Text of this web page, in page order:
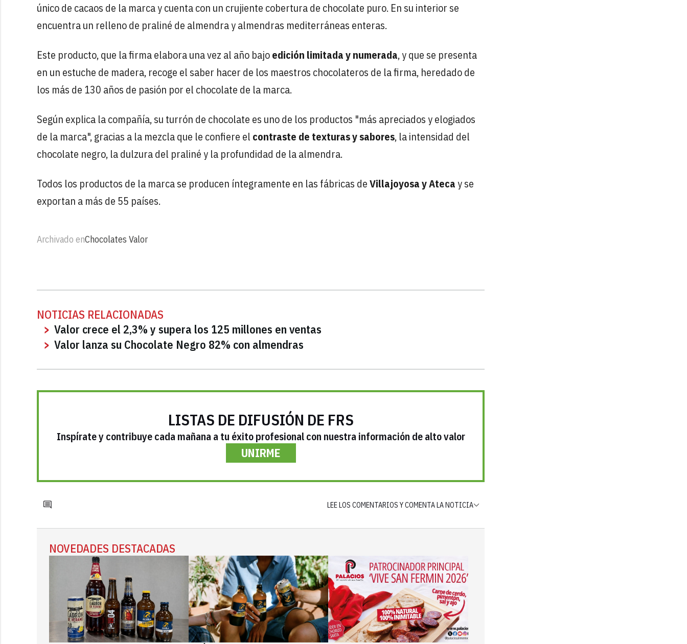
único de cacaos de la marca y cuenta con un crujiente cobertura de chocolate puro. En su interior se
encuentra un relleno de praliné de almendra y almendras mediterráneas enteras.
Este producto, que la firma elabora una vez al año bajoedición limitada y numerada, y que se presenta
en un estuche de madera, recoge el saber hacer de los maestros chocolateros de la firma, heredado de
los más de 130 años de pasión por el chocolate de la marca.
Según explica la compañía, su turrón de chocolate es uno de los productos "más apreciados y elogiados
de la marca", gracias a la mezcla que le confiere el contraste de texturas y sabores, la intensidad del
chocolate negro, la dulzura del praliné y la profundidad de la almendra.
Todos los productos de la marca se producen íntegramente en las fábricas deVillajoyosa y Atecay se
exportan a más de 55 países.
Archivado enChocolates Valor
NOTICIAS RELACIONADAS
Valor crece el 2,3% y supera los 125 millones en ventas
Valor lanza su Chocolate Negro 82% con almendras
LISTAS DE DIFUSIÓN DE FRS
Inspírate y contribuye cada mañana a tu éxito profesional con nuestra información de alto valor
UNIRME
LEE LOS COMENTARIOS Y COMENTA LA NOTICIA
NOVEDADES DESTACADAS